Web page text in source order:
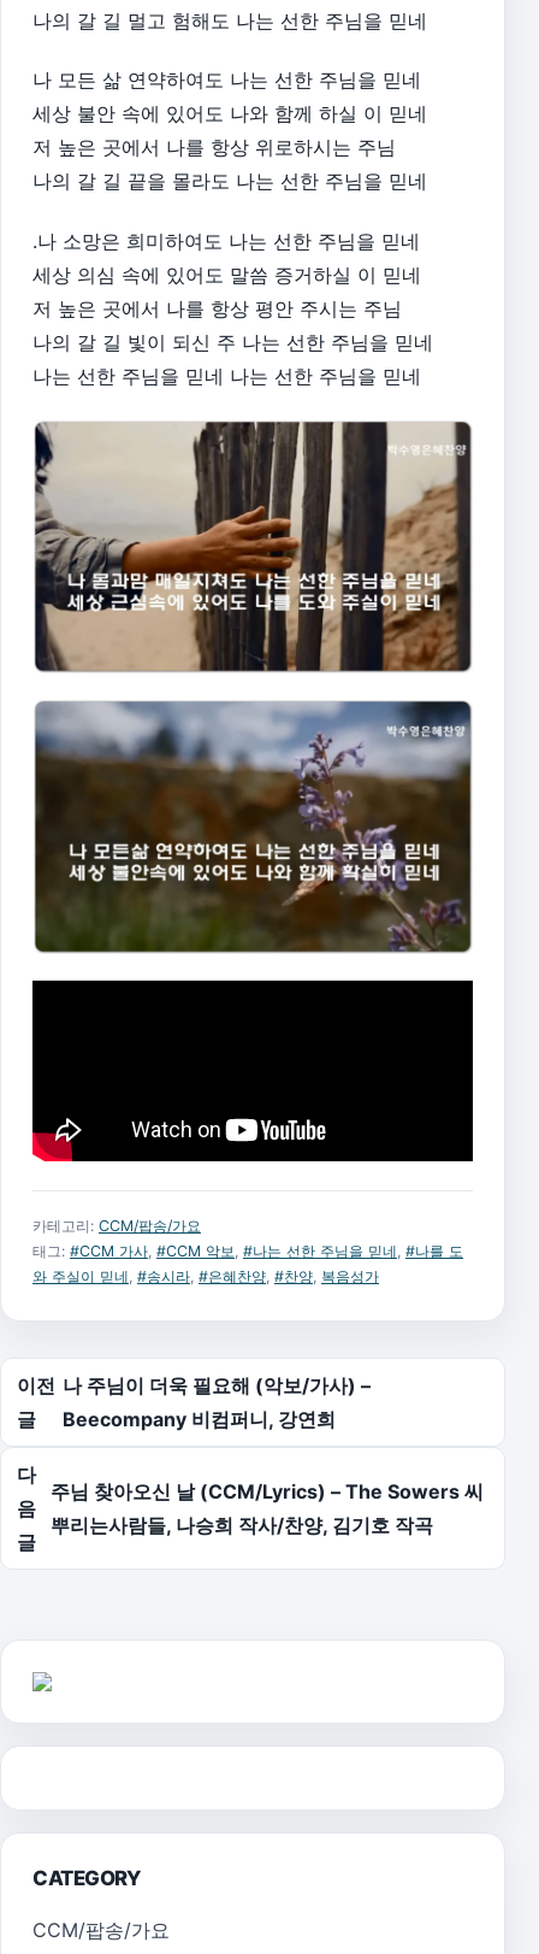
나의 갈 길 멀고 험해도 나는 선한 주님을 믿네
나 모든 삶 연약하여도 나는 선한 주님을 믿네
세상 불안 속에 있어도 나와 함께 하실 이 믿네
저 높은 곳에서 나를 항상 위로하시는 주님
나의 갈 길 끝을 몰라도 나는 선한 주님을 믿네
.나 소망은 희미하여도 나는 선한 주님을 믿네
세상 의심 속에 있어도 말씀 증거하실 이 믿네
저 높은 곳에서 나를 항상 평안 주시는 주님
나의 갈 길 빛이 되신 주 나는 선한 주님을 믿네
나는 선한 주님을 믿네 나는 선한 주님을 믿네
카테고리: CCM/팝송/가요
태그: #CCM 가사 #CCM 악보 #나는 선한 주님을 믿네 #나를 도
와 주실이 믿네 #송시라 #은혜찬양 #찬양 복음성가
글 탐색
이전
글
나 주님이 더욱 필요해 (악보/가사) –
Beecompany 비컴퍼니, 강연희
다
음
글
주님 찾아오신 날 (CCM/Lyrics) – The Sowers 씨
뿌리는사람들, 나승희 작사/찬양, 김기호 작곡
CATEGORY
CCM/팝송/가요